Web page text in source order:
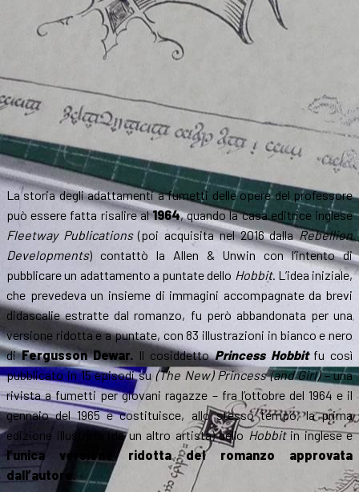
La storia degli adattamenti a fumetti delle opere del professore
può essere fatta risalire al1964, quando la casa editrice inglese
Fleetway Publications(poi acquisita nel 2016 dallaRebellion
Developments) contattò la Allen & Unwin con l’intento di
pubblicare un adattamento a puntate dello Hobbit. L’idea iniziale,
che prevedeva un insieme di immagini accompagnate da brevi
didascalie estratte dal romanzo, fu però abbandonata per una
versione ridotta e a puntate, con 83 illustrazioni in bianco e nero
diFergusson Dewar. Il cosiddettoPrincess Hobbitfu così
pubblicato in 15 episodi su(The New) Princess (and Girl) –una
rivista a fumetti per giovani ragazze – fra l’ottobre del 1964 e il
gennaio del 1965 e costituisce, allo stesso tempo, la prima
edizione illustrata (da un altro artista) dello Hobbitin inglese e
l’unica versione ridotta del romanzo approvata
dall’autore